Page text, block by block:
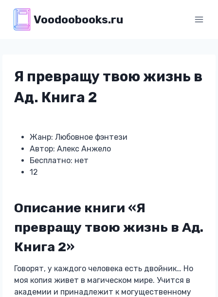
содержимому
Voodoobooks.ru
Я превращу твою жизнь в
Ад. Книга 2
Жанр: Любовное фэнтези
Автор: Алекс Анжело
Бесплатно: нет
12
Описание книги «Я
превращу твою жизнь в Ад.
Книга 2»
Говорят, у каждого человека есть двойник… Но
моя копия живет в магическом мире. Учится в
академии и принадлежит к могущественному